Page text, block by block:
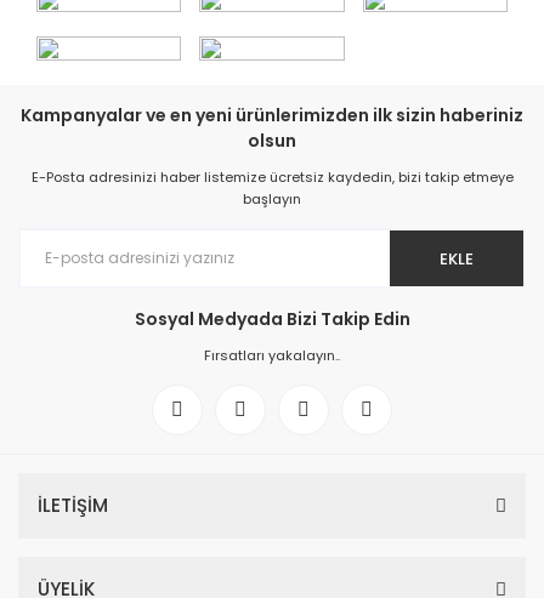
Kampanyalar ve en yeni ürünlerimizden ilk sizin haberiniz
olsun
E-Posta adresinizi haber listemize ücretsiz kaydedin, bizi takip etmeye
başlayın
EKLE
Sosyal Medyada Bizi Takip Edin
Fırsatları yakalayın..
İLETİŞİM
ÜYELİK